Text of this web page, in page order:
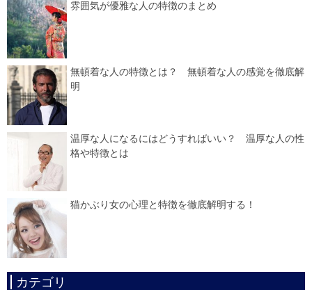
雰囲気が優雅な人の特徴のまとめ
無頓着な人の特徴とは？ 無頓着な人の感覚を徹底解
明
温厚な人になるにはどうすればいい？ 温厚な人の性
格や特徴とは
猫かぶり女の心理と特徴を徹底解明する！
カテゴリ